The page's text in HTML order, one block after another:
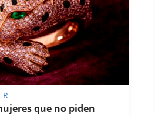
gastronómica.
que no piden